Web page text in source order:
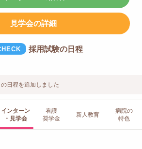
見学会の詳細
採用試験の日程
の日程を追加しました
インターン
・見学会
看護
奨学金
新人教育
病院の
特色